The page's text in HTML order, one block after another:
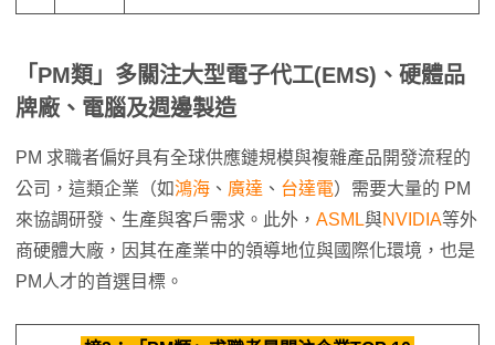
「PM類」多關注大型電子代工(EMS)、硬體品
牌廠、電腦及週邊製造
PM 求職者偏好具有全球供應鏈規模與複雜產品開發流程的
公司，這類企業（如鴻海 、 廣達 、 台達電）需要大量的 PM
來協調研發、生產與客戶需求。此外， ASML與NVIDIA等外
商硬體大廠，因其在產業中的領導地位與國際化環境，也是
PM人才的首選目標。